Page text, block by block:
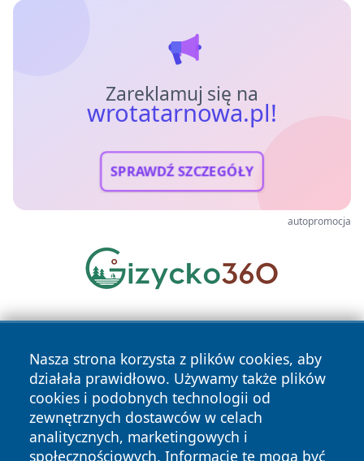
Zareklamuj się na
wrotatarnowa.pl!
SPRAWDŹ SZCZEGÓŁY
autopromocja
Nasza strona korzysta z plików cookies, aby
działała prawidłowo. Używamy także plików
cookies i podobnych technologii od
zewnętrznych dostawców w celach
analitycznych, marketingowych i
społecznościowych. Informacje te mogą być
Copyright © 2026 wrotatarnowa.pl Wszystkie prawa
zastrzeżone.